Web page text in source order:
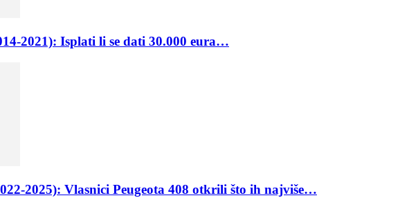
2021): Isplati li se dati 30.000 eura…
2025): Vlasnici Peugeota 408 otkrili što ih najviše…